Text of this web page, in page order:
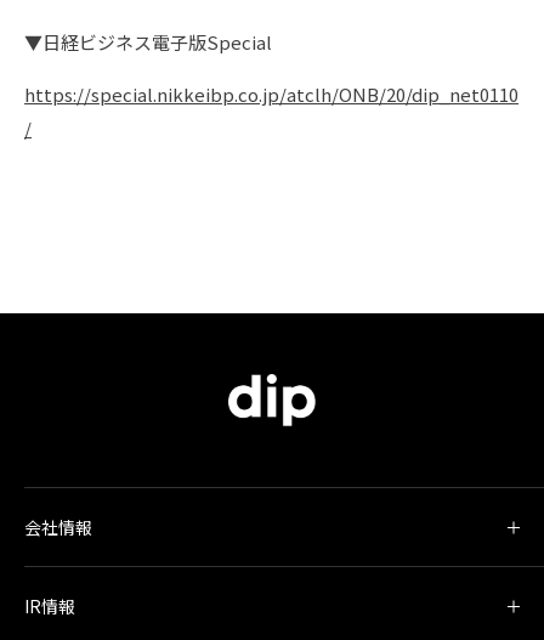
▼日経ビジネス電子版Special
https://special.nikkeibp.co.jp/atclh/ONB/20/dip_net0110
/
会社情報
IR情報